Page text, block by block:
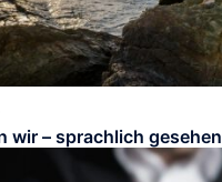
wir – sprachlich gesehen